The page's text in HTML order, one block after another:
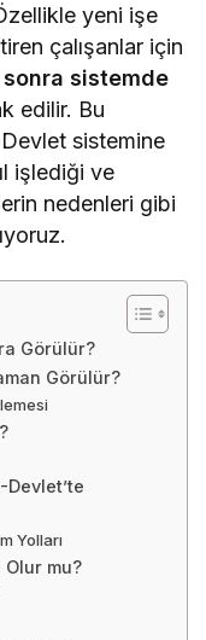
yeni işe
çalışanlar için
sonra sistemde
edilir. Bu
sistemine
işlediği ve
nedenleri gibi
Görülür?
Görülür?
Devlet’te
Yolları
Olur mu?